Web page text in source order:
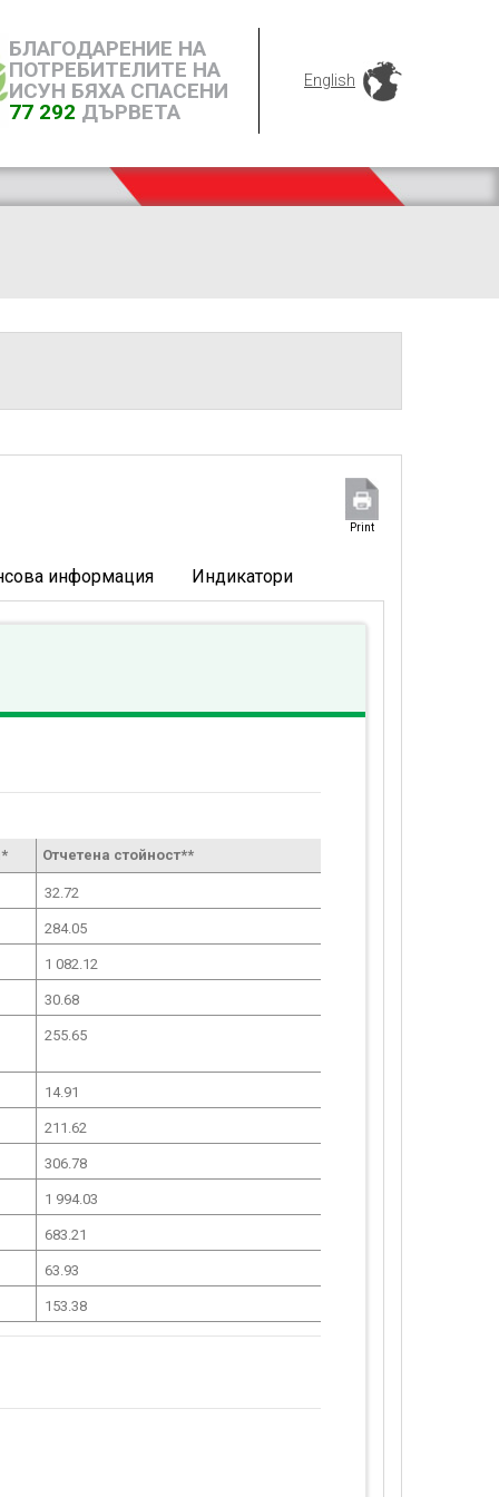
БЛАГОДАРЕНИЕ НА
ПОТРЕБИТЕЛИТЕ НА
ИСУН БЯХА СПАСЕНИ
77 292 ДЪРВЕТА
English
Print
информация Индикатори
Отчетена стойност**
32.72
284.05
1 082.12
30.68
255.65
14.91
211.62
306.78
1 994.03
683.21
63.93
153.38